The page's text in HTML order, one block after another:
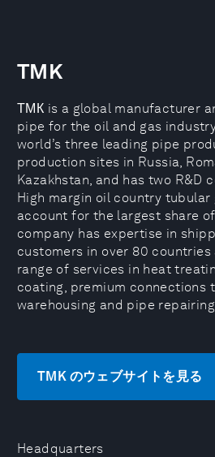
Headquarters
TMK
ТМК is a global manufacturer
pipe for the oil and gas
world’s three leading pipe
production sites in Russia,
Kazakhstan, and has two R&D
High margin oil country tubular
account for the largest share of
company has expertise in
customers in over 80
range of services in heat
coating, premium connections
warehousing and pipe
TMK のウェブサイトを見る